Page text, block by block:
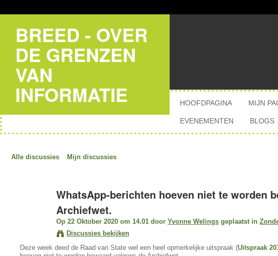
BREED - OVER
DE GRENZEN
VAN
INFORMATIE HOOFDPAGINA MIJN
EVENEMENTEN BLOGS
Alle discussies Mijn discussies
WhatsApp-berichten hoeven niet te worden
Archiefwet.
Op 22 Oktober 2020 om 14.01 door Yvonne Welings geplaatst in
Discussies bekijken
Deze week deed de Raad van State wel een heel opmerkelijke uitspraak (Uitspraak